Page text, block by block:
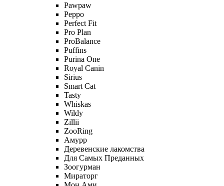
Pawpaw
Peppo
Perfect Fit
Pro Plan
ProBalance
Puffins
Purina One
Royal Canin
Sirius
Smart Cat
Tasty
Whiskas
Wildy
Zillii
ZooRing
Амурр
Деревенские лакомства
Для Самых Преданных
Зоогурман
Мираторг